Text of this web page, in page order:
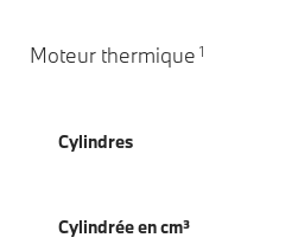
Moteur thermique 1
Cylindres
Cylindrée en cm³